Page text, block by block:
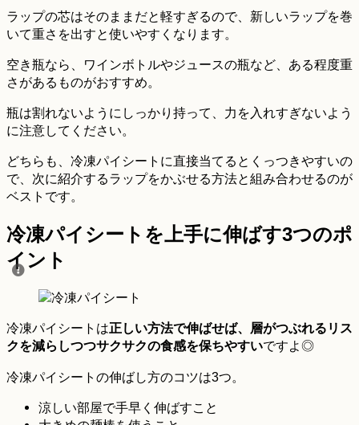
ラップの芯はそのままだと軽すぎるので、新しいラップを巻
いて重さを出すと使いやすくなります。
空き瓶なら、ワインボトルやジュースの瓶など、ある程度重
さがあるものがおすすめ。
瓶は割れないようにしっかり持って、力を入れすぎないよう
に注意してください。
どちらも、冷凍パイシートに直接当てるとくっつきやすいの
で、次に紹介するラップをかぶせる方法と組み合わせるのが
ベストです。
冷凍パイシートを上手に伸ばす3つのポ
イント
冷凍パイシートは正しい方法で伸ばせば、層がつぶれるリス
クを減らしつつサクサクの食感を保ちやすいですよ◎
冷凍パイシートの伸ばし方のコツは3つ。
涼しい部屋で手早く伸ばすこと